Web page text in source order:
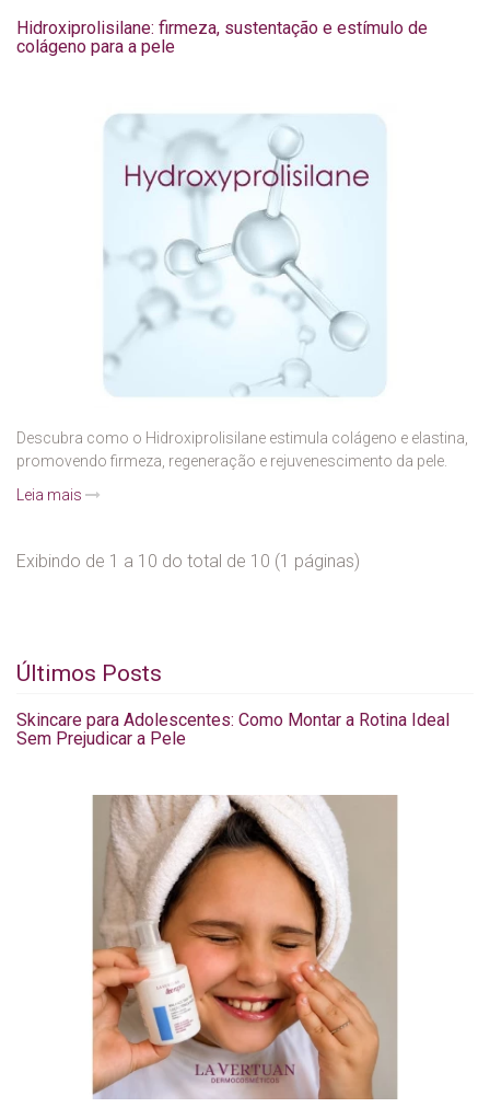
Hidroxiprolisilane: firmeza, sustentação e estímulo de
colágeno para a pele
Descubra como o Hidroxiprolisilane estimula colágeno e elastina,
promovendo firmeza, regeneração e rejuvenescimento da pele.
Leia mais
Exibindo de 1 a 10 do total de 10 (1 páginas)
Últimos Posts
Skincare para Adolescentes: Como Montar a Rotina Ideal
Sem Prejudicar a Pele